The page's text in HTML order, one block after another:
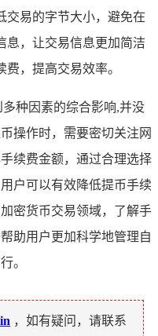
交易的字节大小，避免在
息，让交易信息更加简洁
，提高交易效率。
种因素的综合影响,并没
操作时，需要密切关注网
续费金额，通过合理选择
户可以有效降低提币手续
密货币交易领域，了解手
助用户更加科学地管理自
。
，如有疑问，请联系